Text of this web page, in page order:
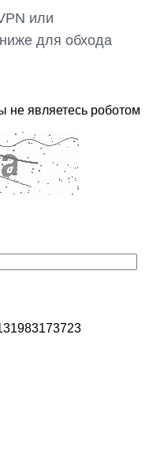
или
для обхода
не являетесь роботом